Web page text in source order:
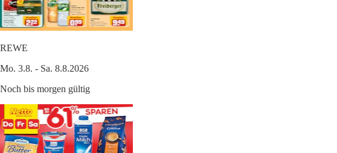
REWE
Mo. 3.8. - Sa. 8.8.2026
Noch bis morgen gültig